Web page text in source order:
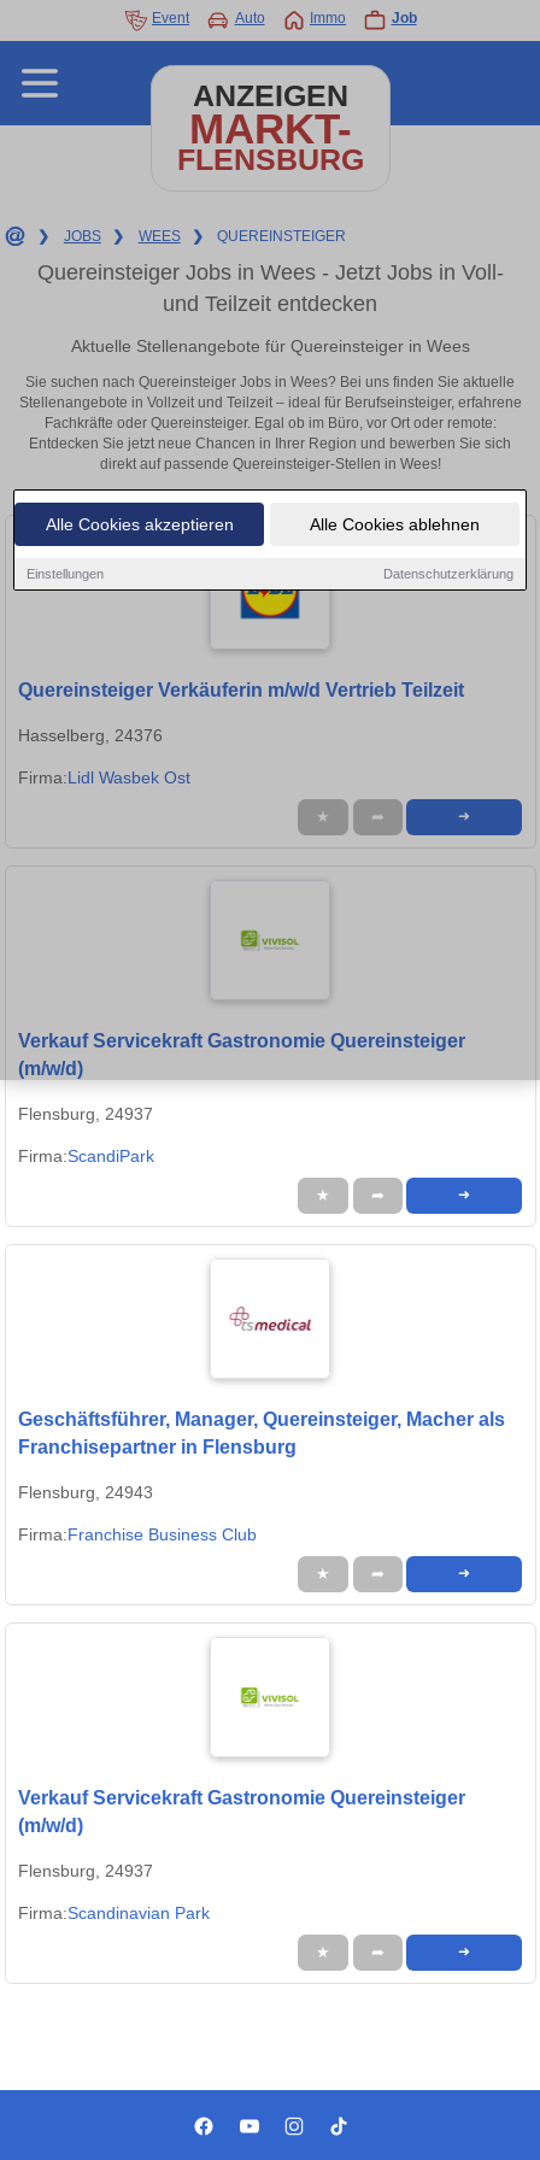
Alle Cookies akzeptieren Alle Cookies ablehnen
Einstellungen Datenschutzerklärung
Event Auto Immo Job
ANZEIGEN
MARKT-
FLENSBURG
❯ JOBS ❯ WEES ❯ QUEREINSTEIGER
Quereinsteiger Jobs in Wees - Jetzt Jobs in Voll-
und Teilzeit entdecken
Aktuelle Stellenangebote für Quereinsteiger in Wees
Sie suchen nach Quereinsteiger Jobs in Wees? Bei uns finden Sie aktuelle
Stellenangebote in Vollzeit und Teilzeit – ideal für Berufseinsteiger, erfahrene
Fachkräfte oder Quereinsteiger. Egal ob im Büro, vor Ort oder remote:
Entdecken Sie jetzt neue Chancen in Ihrer Region und bewerben Sie sich
direkt auf passende Quereinsteiger-Stellen in Wees!
Quereinsteiger Verkäuferin m/w/d Vertrieb Teilzeit
Hasselberg, 24376
Firma:Lidl Wasbek Ost
★ ➦ ➜
Verkauf Servicekraft Gastronomie Quereinsteiger
(m/w/d)
Flensburg, 24937
Firma:ScandiPark
★ ➦ ➜
Geschäftsführer, Manager, Quereinsteiger, Macher als
Franchisepartner in Flensburg
Flensburg, 24943
Firma:Franchise Business Club
★ ➦ ➜
Verkauf Servicekraft Gastronomie Quereinsteiger
(m/w/d)
Flensburg, 24937
Firma:Scandinavian Park
★ ➦ ➜